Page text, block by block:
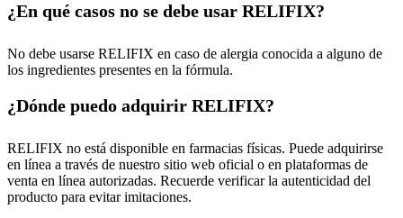
¿En qué casos no se debe usar RELIFIX?
No debe usarse RELIFIX en caso de alergia conocida a alguno de
los ingredientes presentes en la fórmula.
¿Dónde puedo adquirir RELIFIX?
RELIFIX no está disponible en farmacias físicas. Puede adquirirse
en línea a través de nuestro sitio web oficial o en plataformas de
venta en línea autorizadas. Recuerde verificar la autenticidad del
producto para evitar imitaciones.